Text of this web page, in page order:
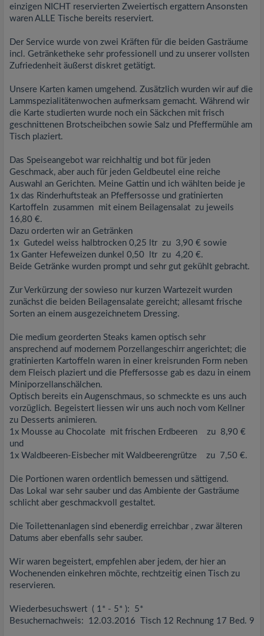
einzigen NICHT reservierten Zweiertisch ergattern Ansonsten
waren ALLE Tische bereits reserviert.
Der Service wurde von zwei Kräften für die beiden Gasträume
incl. Getränketheke sehr professionell und zu unserer vollsten
Zufriedenheit äußerst diskret getätigt.
Unsere Karten kamen umgehend. Zusätzlich wurden wir auf die
Lammspezialitätenwochen aufmerksam gemacht. Während wir
die Karte studierten wurde noch ein Säckchen mit frisch
geschnittenen Brotscheibchen sowie Salz und Pfeffermühle am
Tisch plaziert.
Das Speiseangebot war reichhaltig und bot für jeden
Geschmack, aber auch für jeden Geldbeutel eine reiche
Auswahl an Gerichten. Meine Gattin und ich wählten beide je
1x das Rinderhuftsteak an Pfeffersosse und gratinierten
Kartoffeln zusammen mit einem Beilagensalat zu jeweils
16,80 €.
Dazu orderten wir an Getränken
1x Gutedel weiss halbtrocken 0,25 ltr zu 3,90 € sowie
1x Ganter Hefeweizen dunkel 0,50 ltr zu 4,20 €.
Beide Getränke wurden prompt und sehr gut gekühlt gebracht.
Zur Verkürzung der sowieso nur kurzen Wartezeit wurden
zunächst die beiden Beilagensalate gereicht; allesamt frische
Sorten an einem ausgezeichnetem Dressing.
Die medium georderten Steaks kamen optisch sehr
ansprechend auf modernem Porzellangeschirr angerichtet; die
gratinierten Kartoffeln waren in einer kreisrunden Form neben
dem Fleisch plaziert und die Pfeffersosse gab es dazu in einem
Miniporzellanschälchen.
Optisch bereits ein Augenschmaus, so schmeckte es uns auch
vorzüglich. Begeistert liessen wir uns auch noch vom Kellner
zu Desserts animieren.
1x Mousse au Chocolate mit frischen Erdbeeren zu 8,90 €
und
1x Waldbeeren-Eisbecher mit Waldbeerengrütze zu 7,50 €.
Die Portionen waren ordentlich bemessen und sättigend.
Das Lokal war sehr sauber und das Ambiente der Gasträume
schlicht aber geschmackvoll gestaltet.
Die Toilettenanlagen sind ebenerdig erreichbar , zwar älteren
Datums aber ebenfalls sehr sauber.
Wir waren begeistert, empfehlen aber jedem, der hier an
Wochenenden einkehren möchte, rechtzeitig einen Tisch zu
reservieren.
Wiederbesuchswert ( 1* - 5* ): 5*
Besuchernachweis: 12.03.2016 Tisch 12 Rechnung 17 Bed. 9